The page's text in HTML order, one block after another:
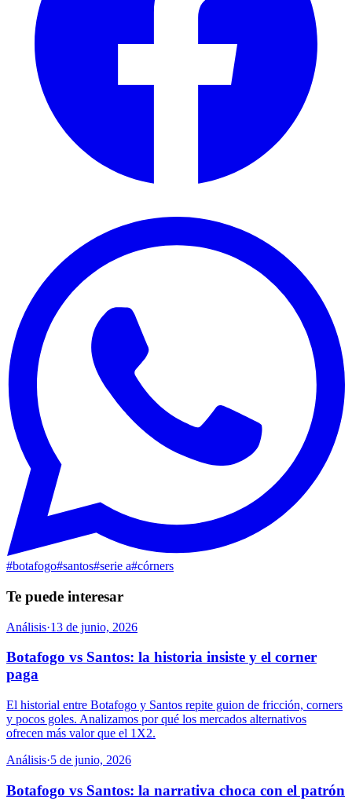
#botafogo#santos#serie a#córners
Te puede interesar
Análisis·13 de junio, 2026
Botafogo vs Santos: la historia insiste y el corner
paga
El historial entre Botafogo y Santos repite guion de fricción, corners
y pocos goles. Analizamos por qué los mercados alternativos
ofrecen más valor que el 1X2.
Análisis·5 de junio, 2026
Botafogo vs Santos: la narrativa choca con el patrón